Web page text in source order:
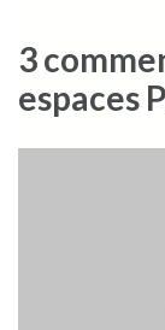
3
espaces